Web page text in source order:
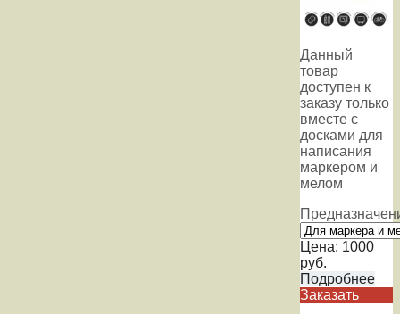
Данный
товар
доступен к
заказу только
вместе с
досками для
написания
маркером и
мелом
Цена: 1000
руб.
Подробнее
Заказать